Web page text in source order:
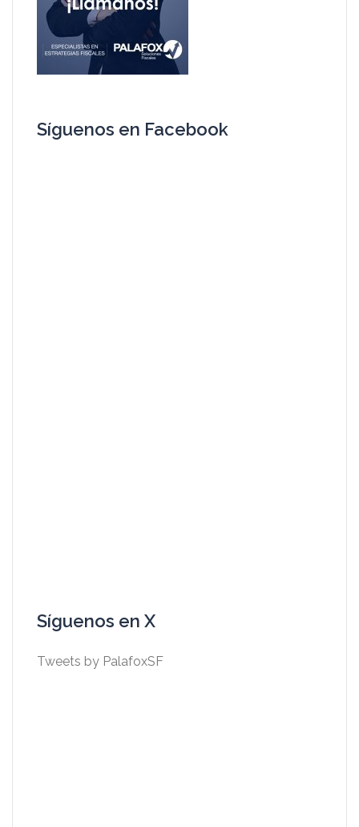
Síguenos en Facebook
Síguenos en X
Tweets by PalafoxSF